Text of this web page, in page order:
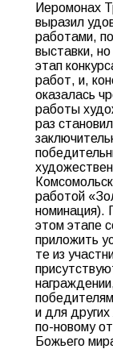
Иеромонах
выразил
работами,
выставки,
этап
работ, и,
оказалась
работы
раз
работой
номинация).
этом этапе
приложить
те из
и для
по-новому
Божьего